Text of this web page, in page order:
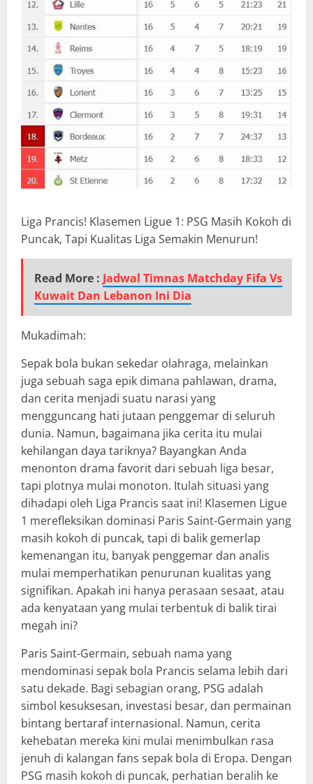
Liga Prancis! Klasemen Ligue 1: PSG Masih Kokoh di
Puncak, Tapi Kualitas Liga Semakin Menurun!
Read More : Jadwal Timnas Matchday Fifa Vs
Kuwait Dan Lebanon Ini Dia
Mukadimah:
Sepak bola bukan sekedar olahraga, melainkan
juga sebuah saga epik dimana pahlawan, drama,
dan cerita menjadi suatu narasi yang
mengguncang hati jutaan penggemar di seluruh
dunia. Namun, bagaimana jika cerita itu mulai
kehilangan daya tariknya? Bayangkan Anda
menonton drama favorit dari sebuah liga besar,
tapi plotnya mulai monoton. Itulah situasi yang
dihadapi oleh Liga Prancis saat ini! Klasemen Ligue
1 merefleksikan dominasi Paris Saint-Germain yang
masih kokoh di puncak, tapi di balik gemerlap
kemenangan itu, banyak penggemar dan analis
mulai memperhatikan penurunan kualitas yang
signifikan. Apakah ini hanya perasaan sesaat, atau
ada kenyataan yang mulai terbentuk di balik tirai
megah ini?
Paris Saint-Germain, sebuah nama yang
mendominasi sepak bola Prancis selama lebih dari
satu dekade. Bagi sebagian orang, PSG adalah
simbol kesuksesan, investasi besar, dan permainan
bintang bertaraf internasional. Namun, cerita
kehebatan mereka kini mulai menimbulkan rasa
jenuh di kalangan fans sepak bola di Eropa. Dengan
PSG masih kokoh di puncak, perhatian beralih ke